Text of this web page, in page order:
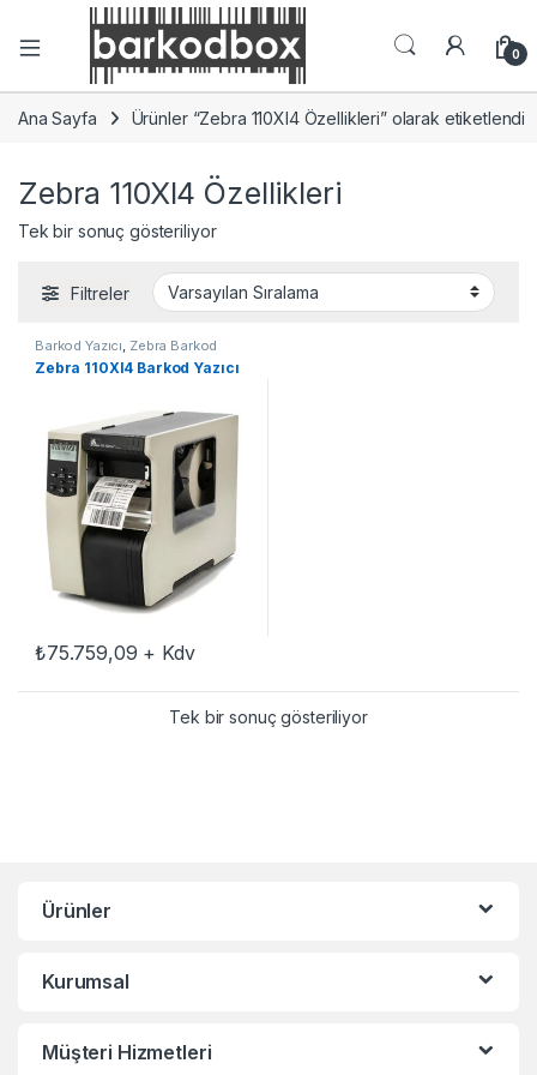
0
Ana Sayfa Ürünler “Zebra 110XI4 Özellikleri” olarak etiketlendi
Zebra 110XI4 Özellikleri
Tek bir sonuç gösteriliyor
Filtreler
Barkod Yazıcı Zebra Barkod
Zebra 110XI4 Barkod Yazıcı
₺75.759,09 + Kdv
Tek bir sonuç gösteriliyor
Ürünler
Kurumsal
Müşteri Hizmetleri